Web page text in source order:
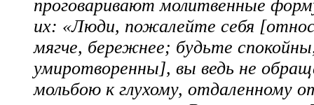
проговаривают молитвенные
их: «Люди, пожалейте себя
мягче, бережнее; будьте
умиротворенны], вы ведь не
мольбою к глухому, отдаленному